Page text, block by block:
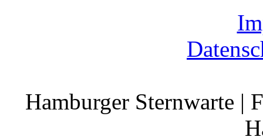
Hamburger Sternwarte |